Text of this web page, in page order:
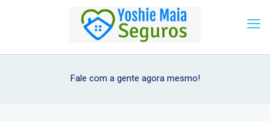
Fale com a gente agora mesmo!